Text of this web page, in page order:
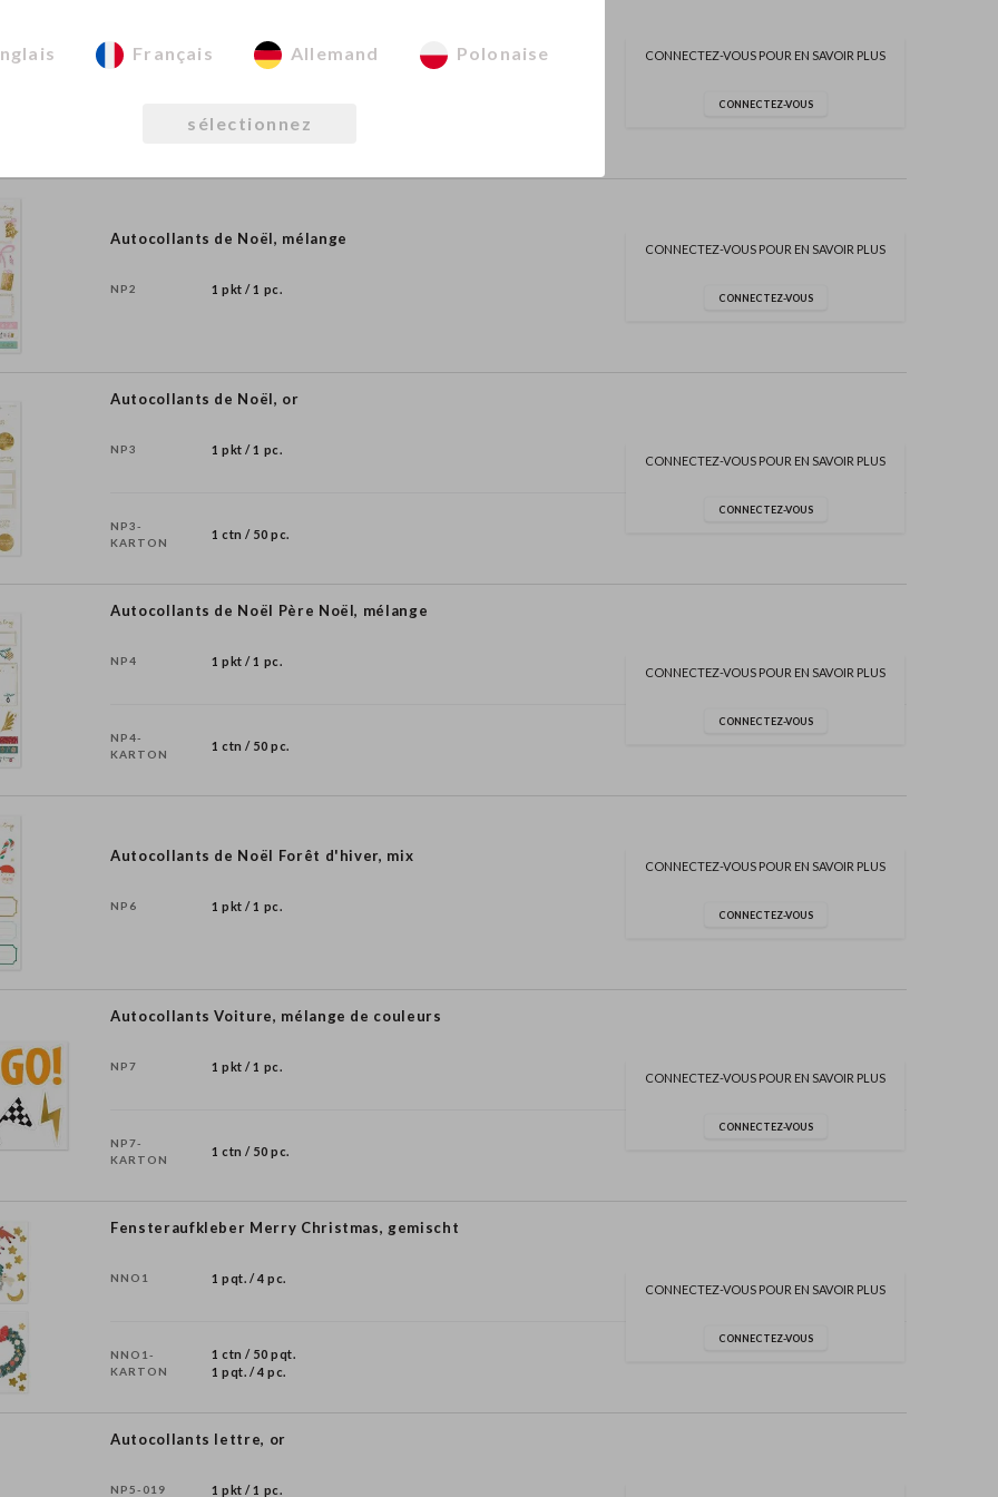
Autocollants fête Little Star
CONNECTEZ-VOUS POUR EN SAVOIR PLUS
CONNECTEZ-VOUS
Autocollants de Noël, mélange
NP2 1 pkt / 1 pc.
CONNECTEZ-VOUS POUR EN SAVOIR PLUS
CONNECTEZ-VOUS
Autocollants de Noël, or
NP3 1 pkt / 1 pc.
NP3-
KARTON
1 ctn / 50 pc.
CONNECTEZ-VOUS POUR EN SAVOIR PLUS
CONNECTEZ-VOUS
Autocollants de Noël Père Noël, mélange
NP4 1 pkt / 1 pc.
NP4-
KARTON
1 ctn / 50 pc.
CONNECTEZ-VOUS POUR EN SAVOIR PLUS
CONNECTEZ-VOUS
Autocollants de Noël Forêt d'hiver, mix
NP6 1 pkt / 1 pc.
CONNECTEZ-VOUS POUR EN SAVOIR PLUS
CONNECTEZ-VOUS
Autocollants Voiture, mélange de couleurs
NP7 1 pkt / 1 pc.
NP7-
KARTON
1 ctn / 50 pc.
CONNECTEZ-VOUS POUR EN SAVOIR PLUS
CONNECTEZ-VOUS
Fensteraufkleber Merry Christmas, gemischt
NNO1 1 pqt. / 4 pc.
NNO1-
KARTON
1 ctn / 50 pqt.
1 pqt. / 4 pc.
CONNECTEZ-VOUS POUR EN SAVOIR PLUS
CONNECTEZ-VOUS
Autocollants lettre, or
NP5-019 1 pkt / 1 pc.
Français Allemand Polonaise
sélectionnez